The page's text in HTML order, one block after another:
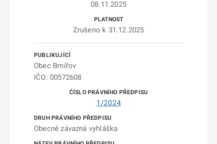
08.11.2025
Zrušeno k 31.12.2025
Obec Brnířov
IČO: 00572608
1/2024
Obecně závazná vyhláška